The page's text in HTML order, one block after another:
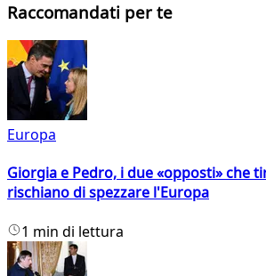
Raccomandati per te
Europa
Giorgia e Pedro, i due «opposti» che
rischiano di spezzare l'Europa
1 min di lettura